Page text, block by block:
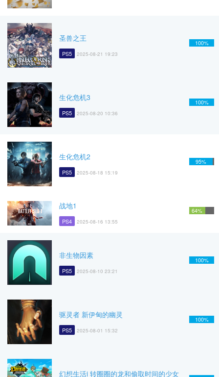
圣兽之王
PS5 2025-08-21 19:23
100%
生化危机3
PS5 2025-08-20 10:36
100%
生化危机2
PS5 2025-08-18 15:19
95%
战地1
PS4 2025-08-16 13:55
64%
非生物因素
PS5 2025-08-10 23:21
100%
驱灵者 新伊甸的幽灵
PS5 2025-08-01 15:32
100%
幻想生活i 转圈圈的龙和偷取时间的少女